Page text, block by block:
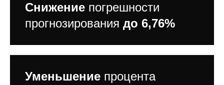
Снижение погрешности
прогнозирования до 6,76%
Уменьшение процента